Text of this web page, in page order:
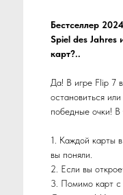
Бестселлер
Spiel des Jahres
карт?..
Да! В игре Flip 7
остановиться
победные очки!
1. Каждой карты
вы поняли.
2. Если вы
3. Помимо карт с